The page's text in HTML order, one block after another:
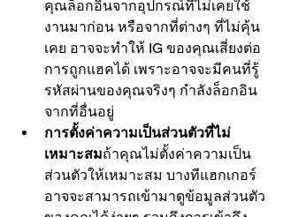
คุณล็อกอินจากอุปกรณ์ที่ไม่เคยใช้
งานมาก่อน หรือจากที่ต่างๆ ที่ไม่คุ้น
เคย อาจจะทำให้ IG ของคุณเสี่ยงต่อ
การถูกแฮคได้ เพราะอาจจะมีคนที่รู้
รหัสผ่านของคุณจริงๆ กำลังล็อกอิน
จากที่อื่นอยู่
การตั้งค่าความเป็นส่วนตัวที่ไม่
เหมาะสมถ้าคุณไม่ตั้งค่าความเป็น
ส่วนตัวให้เหมาะสม บางทีแฮกเกอร์
อาจจะสามารถเข้ามาดูข้อมูลส่วนตัว